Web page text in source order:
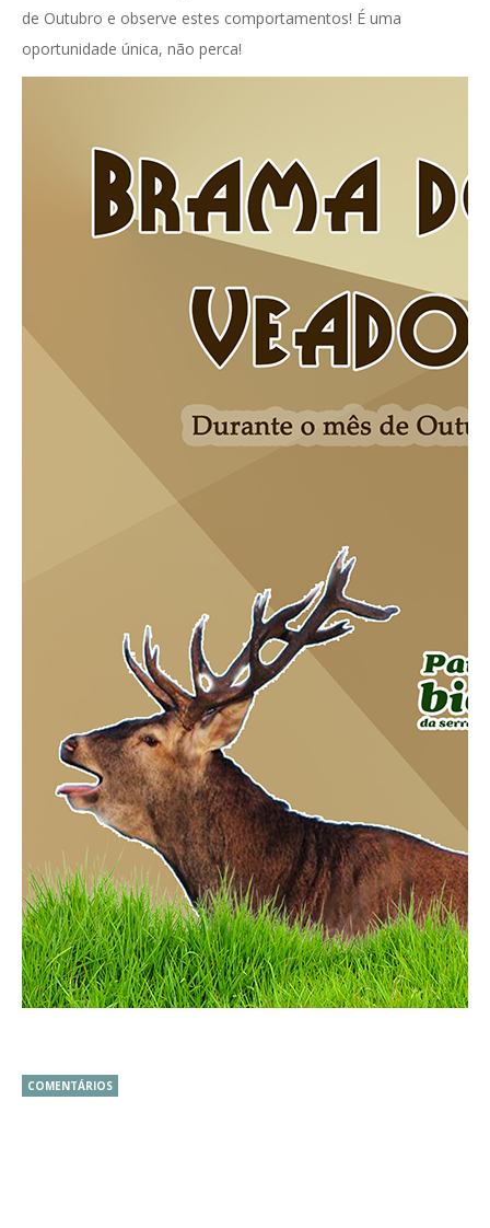
de Outubro e observe estes comportamentos! É uma
oportunidade única, não perca!
COMENTÁRIOS